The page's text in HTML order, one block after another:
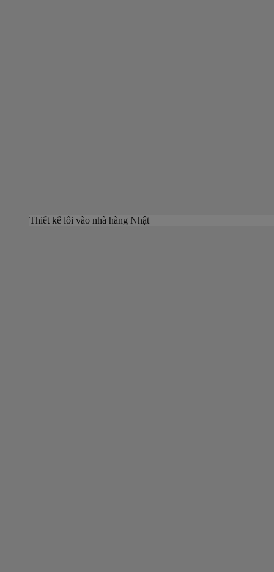
Thiết kế lối vào nhà hàng Nhật